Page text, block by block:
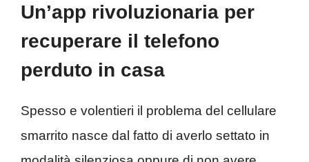
Un’app rivoluzionaria per
recuperare il telefono
perduto in casa
Spesso e volentieri il problema del cellulare
smarrito nasce dal fatto di averlo settato in